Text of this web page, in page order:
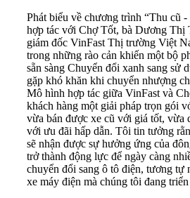
Phát biểu về chương trình “Thu cũ
hợp tác với Chợ Tốt, bà Dương Thị
giám đốc VinFast Thị trường Việt
trong những rào cản khiến một bộ
sẵn sàng Chuyển đổi xanh sang sử
gặp khó khăn khi chuyển nhượng
Mô hình hợp tác giữa VinFast và
khách hàng một giải pháp trọn gói
vừa bán được xe cũ với giá tốt, vừa
với ưu đãi hấp dẫn. Tôi tin tưởng
sẽ nhận được sự hưởng ứng của
trở thành động lực để ngày càng
chuyển đổi sang ô tô điện, tương tự
xe máy điện mà chúng tôi đang